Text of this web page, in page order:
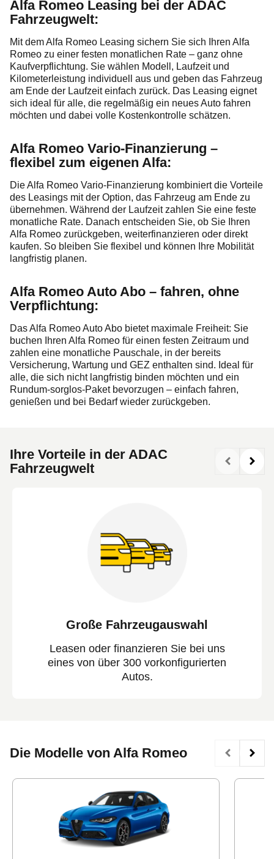
Alfa Romeo Leasing bei der ADAC
Fahrzeugwelt:
Mit dem Alfa Romeo Leasing sichern Sie sich Ihren Alfa
Romeo zu einer festen monatlichen Rate – ganz ohne
Kaufverpflichtung. Sie wählen Modell, Laufzeit und
Kilometerleistung individuell aus und geben das Fahrzeug
am Ende der Laufzeit einfach zurück. Das Leasing eignet
sich ideal für alle, die regelmäßig ein neues Auto fahren
möchten und dabei volle Kostenkontrolle schätzen.
Alfa Romeo Vario-Finanzierung –
flexibel zum eigenen Alfa:
Die Alfa Romeo Vario-Finanzierung kombiniert die Vorteile
des Leasings mit der Option, das Fahrzeug am Ende zu
übernehmen. Während der Laufzeit zahlen Sie eine feste
monatliche Rate. Danach entscheiden Sie, ob Sie Ihren
Alfa Romeo zurückgeben, weiterfinanzieren oder direkt
kaufen. So bleiben Sie flexibel und können Ihre Mobilität
langfristig planen.
Alfa Romeo Auto Abo – fahren, ohne
Verpflichtung:
Das Alfa Romeo Auto Abo bietet maximale Freiheit: Sie
buchen Ihren Alfa Romeo für einen festen Zeitraum und
zahlen eine monatliche Pauschale, in der bereits
Versicherung, Wartung und GEZ enthalten sind. Ideal für
alle, die sich nicht langfristig binden möchten und ein
Rundum-sorglos-Paket bevorzugen – einfach fahren,
genießen und bei Bedarf wieder zurückgeben.
Ihre Vorteile in der ADAC
Fahrzeugwelt
Große Fahrzeugauswahl
Leasen oder finanzieren Sie bei uns
eines von über 300 vorkonfigurierten
Autos.
Die Modelle von Alfa Romeo